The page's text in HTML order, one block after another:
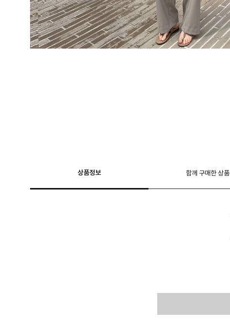
상품정보 함께 구매한 상품